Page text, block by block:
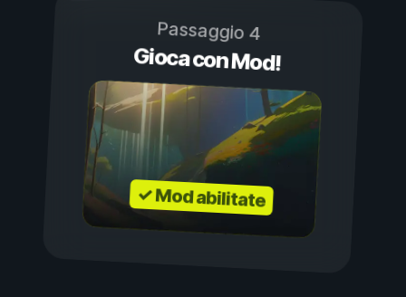
Passaggio 4
Gioca con Mod!
✓ Mod abilitate